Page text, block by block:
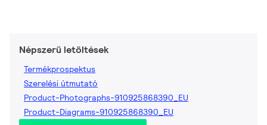
Népszerű letöltések
Termékprospektus
Szerelési útmutató
Product-Photographs-910925868390_EU
Product-Diagrams-910925868390_EU